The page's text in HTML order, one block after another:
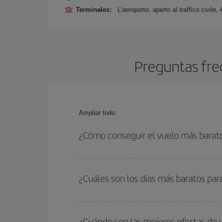
Terminales: L'aeroporto, aperto al traffico
Preguntas
Ampliar todo
¿Cómo conseguir el vuelo más
vuelta. Además, si no tienes decidido un
¿Cuáles son los días más baratos
quieres ir y en qué fechas habías pensado